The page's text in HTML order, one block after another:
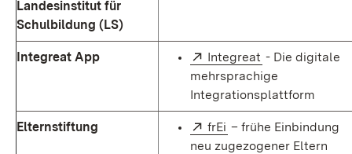
Landesinstitut für
Schulbildung (LS)
Integreat App Extern:
Integreat (Öffnet in
- Die digitale
mehrsprachige
Integrationsplattform
Elternstiftung Extern:
frEi (Öffnet in neuem
– frühe Einbindung
neu zugezogener Eltern